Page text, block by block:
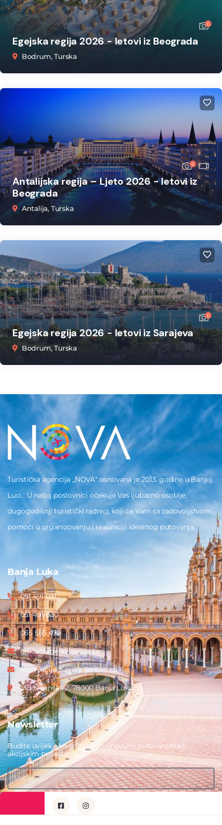
6
Egejska regija 2026 - letovi iz Beograda
Bodrum, Turska
6
Antalijska regija – Ljeto 2026 - letovi iz
Beograda
Antalija, Turska
6
Egejska regija 2026 - letovi iz Sarajeva
Bodrum, Turska
Turistička agencija „NOVA“ osnovana je 2013. godine u Banjoj
Luci. U našoj poslovnici očekuje Vas ljubazno osoblje,
dugogodišnji turistički radnici, koji će Vam sa zadovoljstvom
pomoći u organizovanju i realizaciji idealnog putovanja.
Banja Luka
051 491 031
051 491 030
065 565 439
office@agencijanova.ba
rezervacije@agencijanova.ba
Vidovdanska 2, 78000 Banja Luka
Newsletter
Budite uvijek obavješteni o najnovijim putovanjima i
akcijskim ponudama.
PRIJAVITE SE